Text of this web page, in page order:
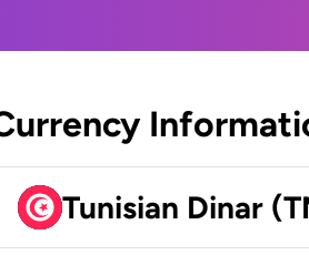
Tunisian Dinar